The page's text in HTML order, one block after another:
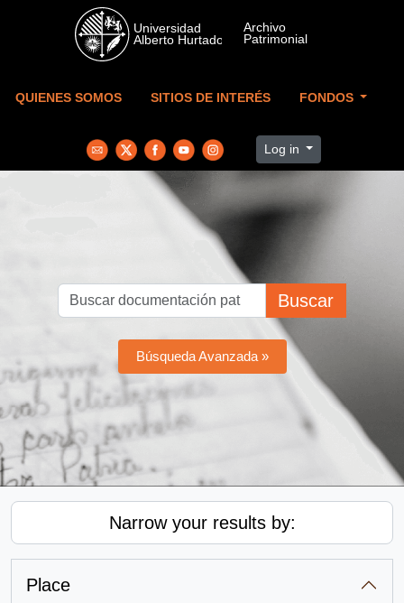
Skip to main content
QUIENES SOMOS SITIOS DE INTERÉS FONDOS
Log in
Buscar
Búsqueda Avanzada »
Narrow your results by:
Place